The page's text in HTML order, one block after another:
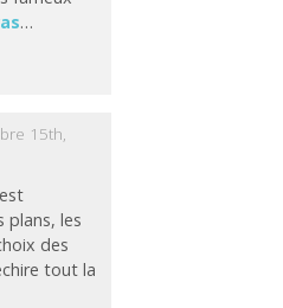
…
15th,
plans, les
des
tout la